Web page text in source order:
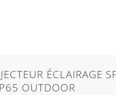
ÉCLAIRAGE
OUTDOOR